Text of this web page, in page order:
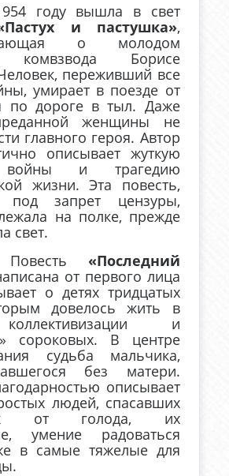
вышла в свет
и пастушка»,
о молодом
комвзвода Борисе
переживший все
умирает в поезде от
по дороге в тыл. Даже
женщины не
главного героя. Автор
описывает жуткую
войны и трагедию
жизни. Эта повесть,
под запрет цензуры,
на полке, прежде
свет.
«Последний
от первого лица
о детях тридцатых
довелось жить в
и
сороковых. В центре
судьба мальчика,
без матери.
описывает
людей, спасавших
от голода, их
умение радоваться
в самые тяжелые для